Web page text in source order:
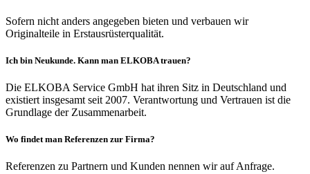
Sofern nicht anders angegeben bieten und verbauen wir
Originalteile in Erstausrüsterqualität.
Ich bin Neukunde. Kann man ELKOBA trauen?
Die ELKOBA Service GmbH hat ihren Sitz in Deutschland und
existiert insgesamt seit 2007. Verantwortung und Vertrauen ist die
Grundlage der Zusammenarbeit.
Wo findet man Referenzen zur Firma?
Referenzen zu Partnern und Kunden nennen wir auf Anfrage.